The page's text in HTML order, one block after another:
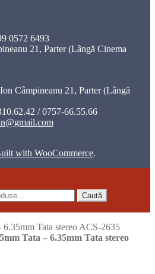
0572 6493
21, Parter (Lângă Cinema
Câmpineanu 21, Parter (Lângă
/ 0757-66.55.66
with WooCommerce.
Caută
Tata – 6.35mm Tata stereo